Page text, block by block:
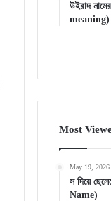
উইরাদ
meaning)
Most
May 19, 2026
স দিয়ে
Name)